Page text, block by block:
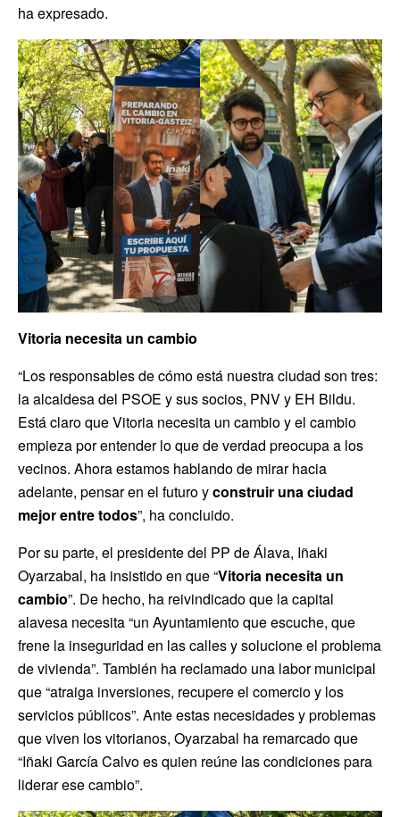
ha expresado.
Vitoria necesita un cambio
“Los responsables de cómo está nuestra ciudad son tres:
la alcaldesa del PSOE y sus socios, PNV y EH Bildu.
Está claro que Vitoria necesita un cambio y el cambio
empieza por entender lo que de verdad preocupa a los
vecinos. Ahora estamos hablando de mirar hacia
adelante, pensar en el futuro yconstruir una ciudad
mejor entre todos”, ha concluido.
Por su parte, el presidente del PP de Álava, Iñaki
Oyarzabal, ha insistido en que “Vitoria necesita un
cambio”. De hecho, ha reivindicado que la capital
alavesa necesita “un Ayuntamiento que escuche, que
frene la inseguridad en las calles y solucione el problema
de vivienda”. También ha reclamado una labor municipal
que “atraiga inversiones, recupere el comercio y los
servicios públicos”. Ante estas necesidades y problemas
que viven los vitorianos, Oyarzabal ha remarcado que
“Iñaki García Calvo es quien reúne las condiciones para
liderar ese cambio”.